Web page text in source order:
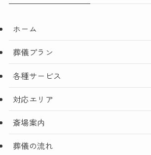
ホーム
葬儀プラン
各種サービス
対応エリア
斎場案内
葬儀の流れ